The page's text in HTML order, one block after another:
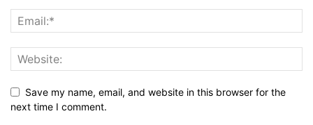
Save my name, email, and website in this browser for the
next time I comment.